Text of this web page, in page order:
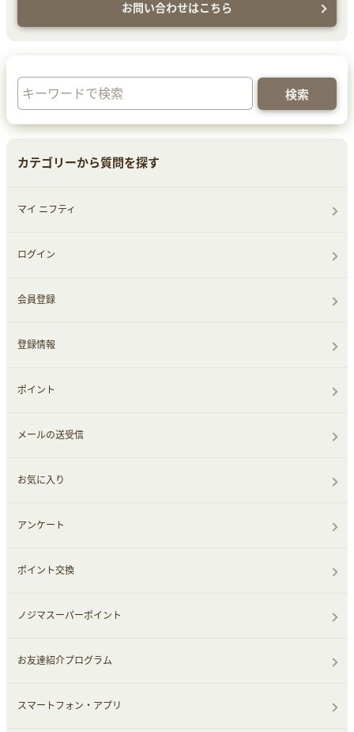
お問い合わせはこちら
カテゴリーから質問を探す
マイ ニフティ
ログイン
会員登録
登録情報
ポイント
メールの送受信
お気に入り
アンケート
ポイント交換
ノジマスーパーポイント
お友達紹介プログラム
スマートフォン・アプリ